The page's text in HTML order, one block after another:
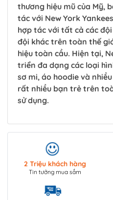
thương hiệu mũ của Mỹ,
tác với New York
hợp tác với tất cả các đội
đội khác trên toàn thế
hiệu toàn cầu. Hiện tại,
triển đa dạng các loại
sơ mi, áo hoodie và
rất nhiều bạn trẻ trên
sử dụng.
2 Triệu khách hàng
Tin tưởng mua sắm